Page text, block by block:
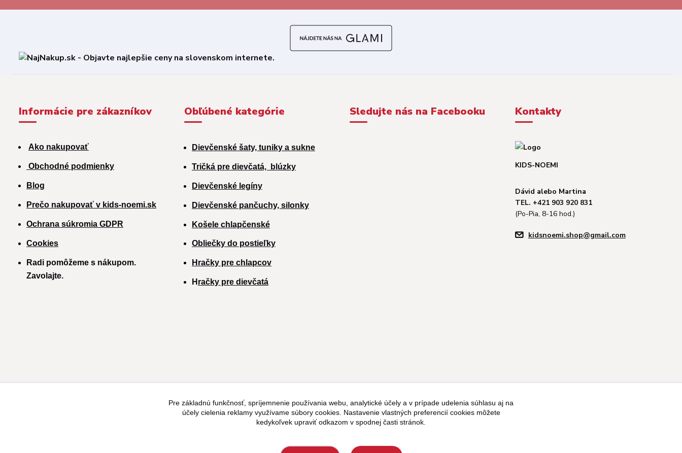
Informácie pre zákazníkov
Ako nakupovať
Obchodné podmienky
Blog
Prečo nakupovať v kids-noemi.sk
Ochrana súkromia GDPR
Cookies
Radi pomôžeme s nákupom.
Zavolajte.
Obľúbené kategórie
Dievčenské šaty, tuniky a sukne
Tričká pre dievčatá, blúzky
Dievčenské legíny
Dievčenské pančuchy, silonky
Košele chlapčenské
Obliečky do postieľky
Hračky pre chlapcov
H račky pre dievčatá
Sledujte nás na Facebooku Kontakty
KIDS-NOEMI
Dávid alebo Martina
TEL. +421 903 920 831
(Po-Pia, 8-16 hod.)
kidsnoemi.shop@gmail.com
Pre základnú funkčnosť, spríjemnenie používania webu, analytické účely a v prípade udelenia súhlasu aj na
účely cielenia reklamy využívame súbory cookies. Nastavenie vlastných preferencií cookies môžete
kedykoľvek upraviť odkazom v spodnej časti stránok.